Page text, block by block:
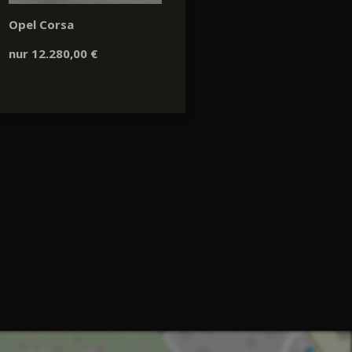
Opel Corsa
nur 12.280,00 €